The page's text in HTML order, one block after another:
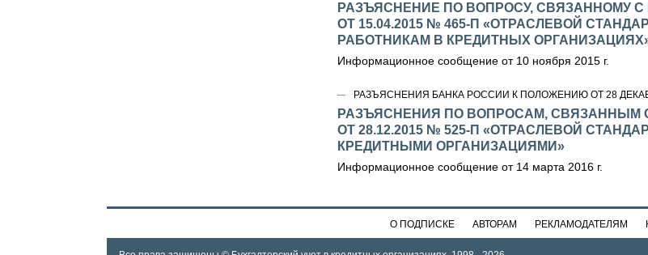
РАЗЪЯСНЕНИЕ ПО ВОПРОСУ, СВЯЗАННОМУ
ОТ 15.04.2015 № 465-П «ОТРАСЛЕВОЙ
РАБОТНИКАМ В КРЕДИТНЫХ
Информационное сообщение от 10 ноября 2015 г.
РАЗЪЯСНЕНИЯ БАНКА РОССИИ К ПОЛОЖЕНИЮ ОТ 28
РАЗЪЯСНЕНИЯ ПО ВОПРОСАМ, СВЯЗАННЫМ
ОТ 28.12.2015 № 525-П «ОТРАСЛЕВОЙ
КРЕДИТНЫМИ ОРГАНИЗАЦИЯМИ»
Информационное сообщение от 14 марта 2016 г.
О ПОДПИСКЕ АВТОРАМ РЕКЛАМОДАТЕЛЯМ